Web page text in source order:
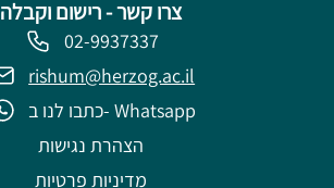
צרו קשר - רישום וקבלה
02-9937337
rishum@herzog.ac.il
כתבו לנו ב- Whatsapp
הצהרת נגישות
מדיניות פרטיות